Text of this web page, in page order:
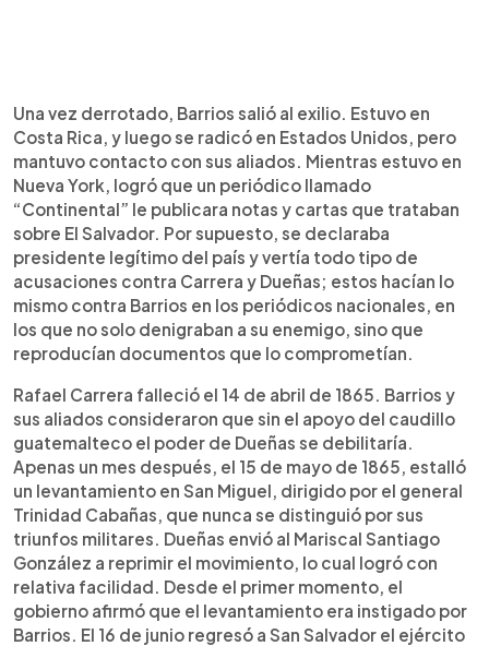
Una vez derrotado, Barrios salió al exilio. Estuvo en
Costa Rica, y luego se radicó en Estados Unidos, pero
mantuvo contacto con sus aliados. Mientras estuvo en
Nueva York, logró que un periódico llamado
“Continental” le publicara notas y cartas que trataban
sobre El Salvador. Por supuesto, se declaraba
presidente legítimo del país y vertía todo tipo de
acusaciones contra Carrera y Dueñas; estos hacían lo
mismo contra Barrios en los periódicos nacionales, en
los que no solo denigraban a su enemigo, sino que
reproducían documentos que lo comprometían.
Rafael Carrera falleció el 14 de abril de 1865. Barrios y
sus aliados consideraron que sin el apoyo del caudillo
guatemalteco el poder de Dueñas se debilitaría.
Apenas un mes después, el 15 de mayo de 1865, estalló
un levantamiento en San Miguel, dirigido por el general
Trinidad Cabañas, que nunca se distinguió por sus
triunfos militares. Dueñas envió al Mariscal Santiago
González a reprimir el movimiento, lo cual logró con
relativa facilidad. Desde el primer momento, el
gobierno afirmó que el levantamiento era instigado por
Barrios. El 16 de junio regresó a San Salvador el ejército